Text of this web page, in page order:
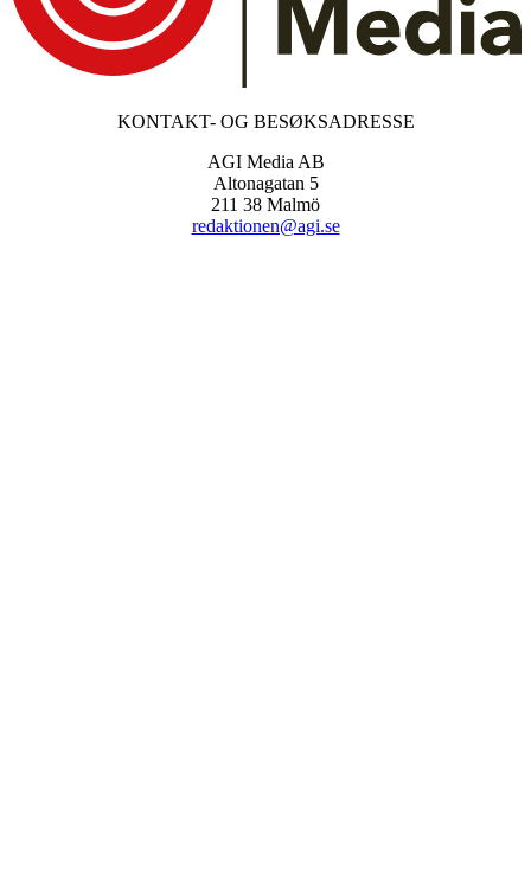
KONTAKT- OG BESØKSADRESSE
AGI Media AB
Altonagatan 5
211 38 Malmö
redaktionen@agi.se